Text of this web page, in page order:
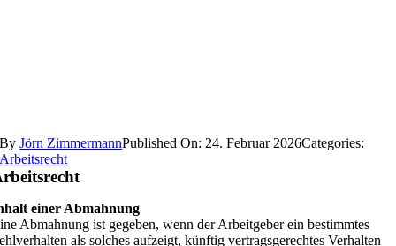
ByJörn ZimmermannPublished On: 24. Februar 2026Categories:
Arbeitsrecht
einer Abmahnung
Abmahnung ist gegeben, wenn der Arbeitgeber ein bestimmtes
als solches aufzeigt, künftig vertragsgerechtes Verhalten